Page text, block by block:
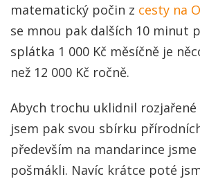
matematický počin z cesty na
se mnou pak dalších 10 minut
splátka 1 000 Kč měsíčně je
než 12 000 Kč ročně.
Abych trochu uklidnil rozjařené
jsem pak svou sbírku
především na mandarince jsme
pošmákli. Navíc krátce poté